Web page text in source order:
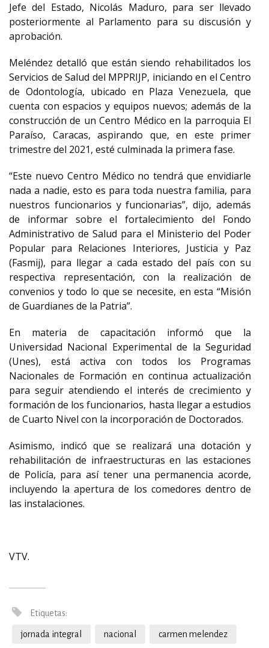
Jefe del Estado, Nicolás Maduro, para ser llevado
posteriormente al Parlamento para su discusión y
aprobación.
Meléndez detalló que están siendo rehabilitados los
Servicios de Salud del MPPRIJP, iniciando en el Centro
de Odontología, ubicado en Plaza Venezuela, que
cuenta con espacios y equipos nuevos; además de la
construcción de un Centro Médico en la parroquia El
Paraíso, Caracas, aspirando que, en este primer
trimestre del 2021, esté culminada la primera fase.
“Este nuevo Centro Médico no tendrá que envidiarle
nada a nadie, esto es para toda nuestra familia, para
nuestros funcionarios y funcionarias”, dijo, además
de informar sobre el fortalecimiento del Fondo
Administrativo de Salud para el Ministerio del Poder
Popular para Relaciones Interiores, Justicia y Paz
(Fasmij), para llegar a cada estado del país con su
respectiva representación, con la realización de
convenios y todo lo que se necesite, en esta “Misión
de Guardianes de la Patria”.
En materia de capacitación informó que la
Universidad Nacional Experimental de la Seguridad
(Unes), está activa con todos los Programas
Nacionales de Formación en continua actualización
para seguir atendiendo el interés de crecimiento y
formación de los funcionarios, hasta llegar a estudios
de Cuarto Nivel con la incorporación de Doctorados.
Asimismo, indicó que se realizará una dotación y
rehabilitación de infraestructuras en las estaciones
de Policía, para así tener una permanencia acorde,
incluyendo la apertura de los comedores dentro de
las instalaciones.
VTV.
Etiquetas:
jornada integral nacional carmen melendez